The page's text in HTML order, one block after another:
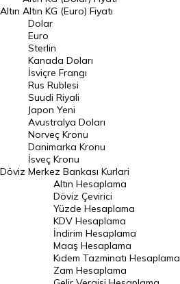
Euro Kuru
Pound Kuru
Frank Kuru
Riyal Kuru
Avustralya Doları
Danimarka Kronu Kuru
Kanada Doları Kuru
Norveç Kronu Kuru
İsveç Kronu Kuru
Japon Yeni Kuru
Serbest Piyasa Döviz Kurları
Merkez Bankası Döviz Kurları
Altın Altın KG (Euro) Fiyatı
Döviz
Dolar
Euro
Sterlin
Kanada Doları
İsviçre Frangı
Rus Rublesi
Suudi Riyali
Japon Yeni
Avustralya Doları
Norveç Kronu
Danimarka Kronu
İsveç Kronu
Merkez Bankası Kurlari
Altın Hesaplama
Döviz Çevirici
Yüzde Hesaplama
KDV Hesaplama
İndirim Hesaplama
Maaş Hesaplama
Kıdem Tazminatı Hesaplama
Zam Hesaplama